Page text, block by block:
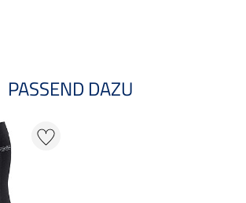
PASSEND DAZU